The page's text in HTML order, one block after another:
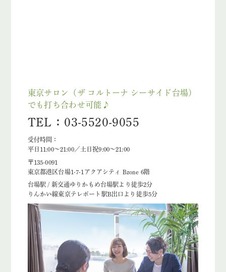
東京サロン（ザ コルトーナ シーサイド台場）
でも打ち合わせ可能♪
TEL：03-5520-9055
受付時間：
平日11:00～21:00／土日祝9:00～21:00
〒135-0091
東京都港区台場1-7-1アクアシティ Bzone 6階
台場駅 / 新交通ゆりかもめ台場駅より徒歩2分
りんかい線東京テレポート駅B出口より徒歩5分